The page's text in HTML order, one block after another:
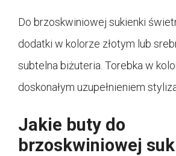
Do brzoskwiniowej sukienki
dodatki w kolorze złotym lub
subtelna biżuteria. Torebka w
doskonałym uzupełnieniem
Jakie buty do
brzoskwiniowej